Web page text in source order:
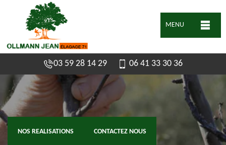
MENU
03 59 28 14 29 06 41 33 30 36
NOS REALISATIONS CONTACTEZ NOUS